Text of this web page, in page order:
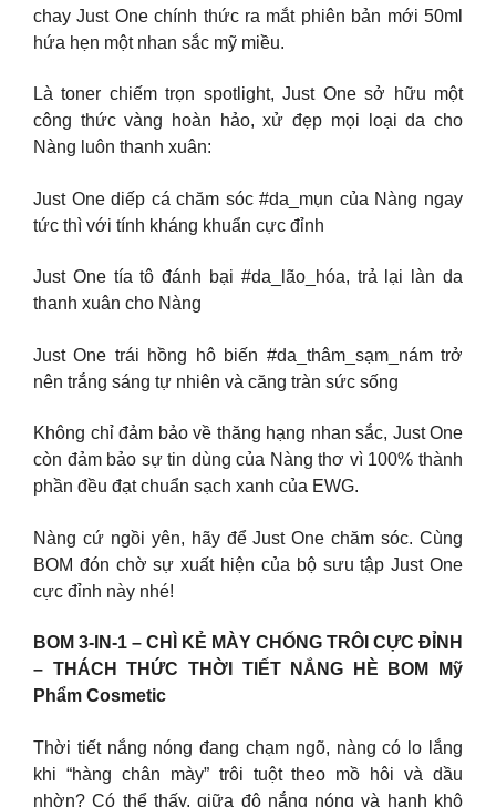
chay Just One chính thức ra mắt phiên bản mới 50ml
hứa hẹn một nhan sắc mỹ miều.
Là toner chiếm trọn spotlight, Just One sở hữu một
công thức vàng hoàn hảo, xử đẹp mọi loại da cho
Nàng luôn thanh xuân:
Just One diếp cá chăm sóc #da_mụn của Nàng ngay
tức thì với tính kháng khuẩn cực đỉnh
Just One tía tô đánh bại #da_lão_hóa, trả lại làn da
thanh xuân cho Nàng
Just One trái hồng hô biến #da_thâm_sạm_nám trở
nên trắng sáng tự nhiên và căng tràn sức sống
Không chỉ đảm bảo về thăng hạng nhan sắc, Just One
còn đảm bảo sự tin dùng của Nàng thơ vì 100% thành
phần đều đạt chuẩn sạch xanh của EWG.
Nàng cứ ngồi yên, hãy để Just One chăm sóc. Cùng
BOM đón chờ sự xuất hiện của bộ sưu tập Just One
cực đỉnh này nhé!
BOM 3-IN-1 – CHÌ KẺ MÀY CHỐNG TRÔI CỰC ĐỈNH
– THÁCH THỨC THỜI TIẾT NẮNG HÈ BOM Mỹ
Phẩm Cosmetic
Thời tiết nắng nóng đang chạm ngõ, nàng có lo lắng
khi “hàng chân mày” trôi tuột theo mồ hôi và dầu
nhờn? Có thể thấy, giữa độ nắng nóng và hanh khô